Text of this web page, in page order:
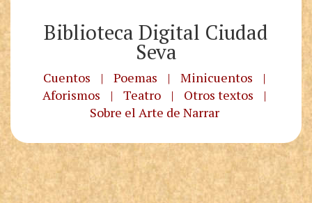
Biblioteca Digital Ciudad
Seva
Cuentos | Poemas | Minicuentos
|
Aforismos
| Teatro | Otros textos
|
Sobre el Arte de Narrar